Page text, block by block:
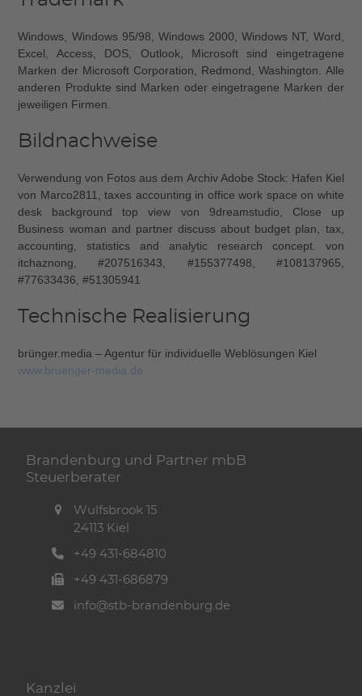
Windows, Windows 95/98, Windows 2000, Windows NT, Word,
Excel, Access, DOS, Outlook, Microsoft sind eingetragene
Marken der Microsoft Corporation, Redmond, Washington. Alle
anderen Produkte sind Marken oder eingetragene Marken der
jeweiligen Firmen.
Bildnachweise
Verwendung von Fotos aus dem Archiv Adobe Stock: Hafen Kiel
von Marco2811, taxes accounting in office work space on white
desk background top view von 9dreamstudio, Close up
Business woman and partner discuss about budget plan, tax,
accounting, statistics and analytic research concept. von
itchaznong, #207516343, #155377498, #108137965,
#77633436, #51305941
Technische Realisierung
brünger.media – Agentur für individuelle Weblösungen Kiel
www.bruenger-media.de
Brandenburg und Partner mbB
Steuerberater
Wulfsbrook 15
24113 Kiel
+49 431-684810
+49 431-686879
info@stb-brandenburg.de
Kanzlei